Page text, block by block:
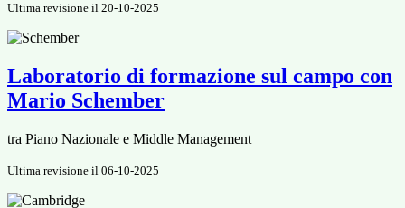
Ultima revisione il 20-10-2025
Laboratorio di formazione sul campo con
Mario Schember
tra Piano Nazionale e Middle Management
Ultima revisione il 06-10-2025